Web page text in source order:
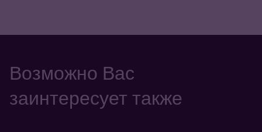
Возможно Вас
заинтересует также